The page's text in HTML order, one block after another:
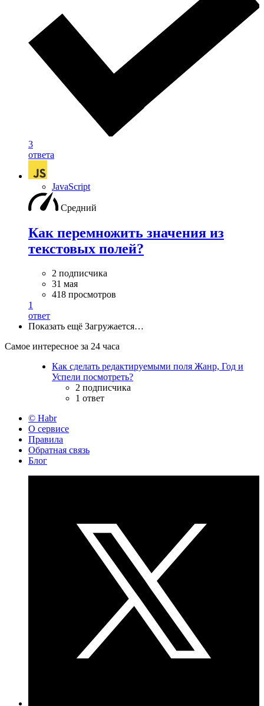
3
ответа
JavaScript
Средний
Как перемножить значения из
текстовых полей?
2 подписчика
31 мая
418 просмотров
1
ответ
Показать ещё Загружается…
Самое интересное за 24 часа
Как сделать редактируемыми поля Жанр, Год и
Успели посмотреть?
2 подписчика
1 ответ
© Habr
О сервисе
Правила
Обратная связь
Блог